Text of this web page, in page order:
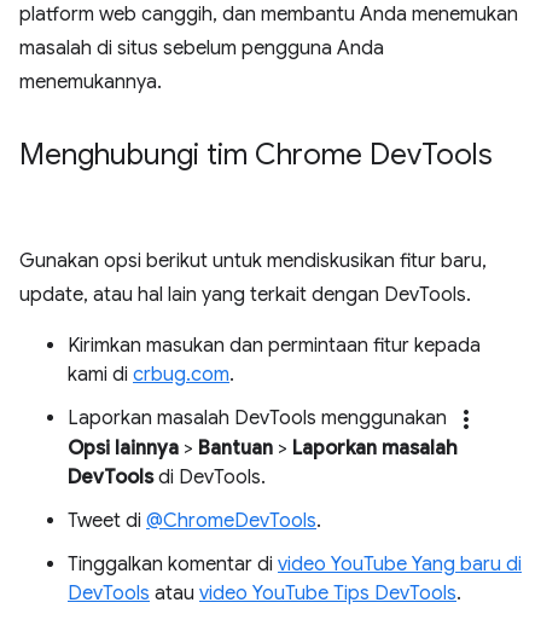
platform web canggih, dan membantu Anda menemukan
masalah di situs sebelum pengguna Anda
menemukannya.
Menghubungi tim Chrome DevTools
Gunakan opsi berikut untuk mendiskusikan fitur baru,
update, atau hal lain yang terkait dengan DevTools.
Kirimkan masukan dan permintaan fitur kepada
kami di crbug.com.
Laporkan masalah DevTools menggunakan
more_vert
Opsi lainnya > Bantuan > Laporkan masalah
DevToolsdi DevTools.
Tweet di @ChromeDevTools.
Tinggalkan komentar di video YouTube Yang baru di
DevTools atau video YouTube Tips DevTools.